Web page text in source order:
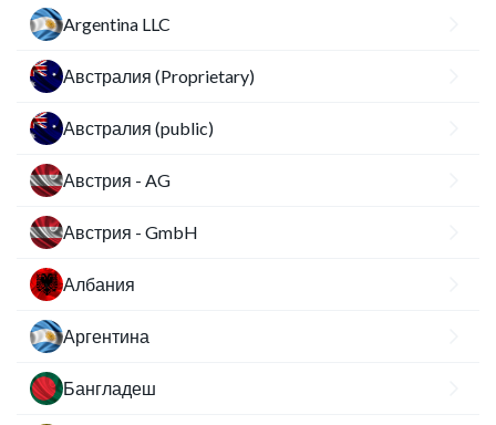
Argentina LLC
Австралия (Proprietary)
Австралия (public)
Австрия - AG
Австрия - GmbH
Албания
Аргентина
Бангладеш